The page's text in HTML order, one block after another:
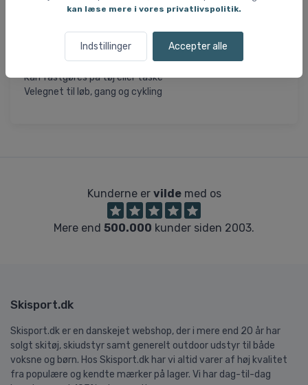
kan læse mere i vores privatlivspolitik.
Indstillinger Accepter alle
Magnetisk clips
Rødt LED-lys
Tænd/sluk via on-off-symbol
Kan fastgøres på tøj eller taske
Velegnet til løb, gang og cykling
Kunderne er vildemed os
Mere end 500.000 kunder siden 2003.
Skisport.dk
Skisport.dk er en danskejet webshop, der i mere end 20 år har
solgt skitøj, skiudstyr samt generelt outdoor udstyr til både
voksne og børn. Hos Skisport.dk har vi altid varer af høj kvalitet
fra populære og kendte mærker på lager. Vi har dag-til-dag